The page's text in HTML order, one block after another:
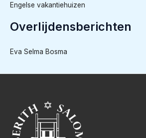
Engelse vakantiehuizen
Overlijdensberichten
Eva Selma Bosma